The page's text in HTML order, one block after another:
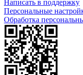
Написать в поддержку
Персональные
Обработка